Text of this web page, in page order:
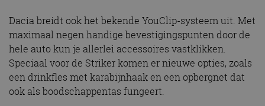
Dacia breidt ook het bekende YouClip-systeem uit. Met
maximaal negen handige bevestigingspunten door de
hele auto kun je allerlei accessoires vastklikken.
Speciaal voor de Striker komen er nieuwe opties, zoals
een drinkfles met karabijnhaak en een opbergnet dat
ook als boodschappentas fungeert.